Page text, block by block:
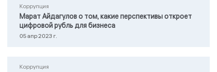
Коррупция
Марат Айдагулов о том, какие перспективы откроет
цифровой рубль для бизнеса
05 апр 2023 г.
Коррупция